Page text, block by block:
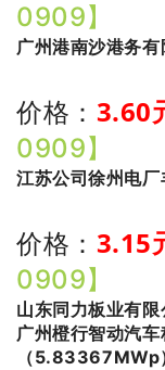
0909】
广州港南沙港务
价格： 3.60
0909】
江苏公司徐州电
价格： 3.15
0909】
山东同力板业有
广州橙行智动汽
（5.83367MWp